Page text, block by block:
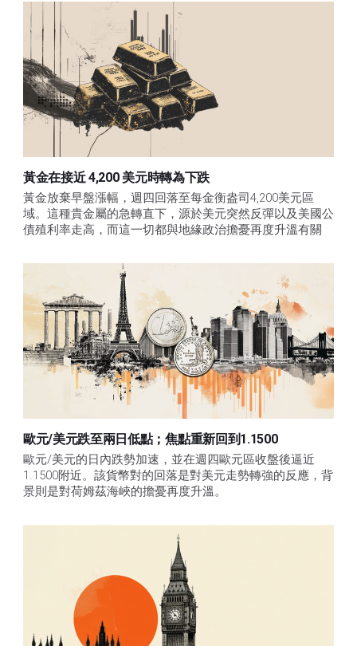
黃金在接近 4,200 美元時轉為下跌
黃金放棄早盤漲幅，週四回落至每金衡盎司4,200美元區
域。這種貴金屬的急轉直下，源於美元突然反彈以及美國公
債殖利率走高，而這一切都與地緣政治擔憂再度升溫有關
歐元/美元跌至兩日低點；焦點重新回到1.1500
歐元/美元的日內跌勢加速，並在週四歐元區收盤後逼近
1.1500附近。該貨幣對的回落是對美元走勢轉強的反應，背
景則是對荷姆茲海峽的擔憂再度升溫。